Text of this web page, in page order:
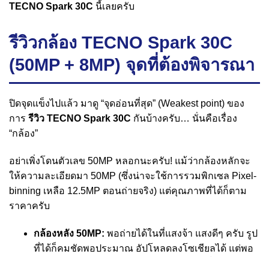
TECNO Spark 30C นี้เลยครับ
รีวิวกล้อง TECNO Spark 30C
(50MP + 8MP) จุดที่ต้องพิจารณา
ปิดจุดแข็งไปแล้ว มาดู “จุดอ่อนที่สุด” (Weakest point) ของ
การ รีวิว TECNO Spark 30C กันบ้างครับ… นั่นคือเรื่อง
“กล้อง”
อย่าเพิ่งโดนตัวเลข 50MP หลอกนะครับ! แม้ว่ากล้องหลักจะ
ให้ความละเอียดมา 50MP (ซึ่งน่าจะใช้การรวมพิกเซล Pixel-
binning เหลือ 12.5MP ตอนถ่ายจริง) แต่คุณภาพที่ได้ก็ตาม
ราคาครับ
กล้องหลัง 50MP: พอถ่ายได้ในที่แสงจ้า แสงดีๆ ครับ รูป
ที่ได้ก็คมชัดพอประมาณ อัปโหลดลงโซเชียลได้ แต่พอ